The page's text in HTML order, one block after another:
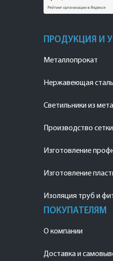
ПРОДУКЦИЯ И
Металлопрокат
Нержавеющая сталь
Светильники из
Производство
Изготовление
Изготовление
Изоляция труб и
ПОКУПАТЕЛЯМ
О компании
Доставка и